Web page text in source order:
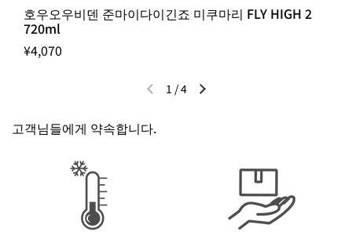
호우오우비덴 준마이다이긴죠 미쿠마리 FLY HIGH 2
720ml
¥4,070
이전 슬라이드다음 슬라이드
1 /4
고객님들에게 약속합니다.